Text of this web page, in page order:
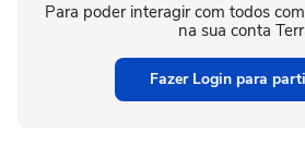
Para poder interagir com todos
na sua conta
Fazer Login para